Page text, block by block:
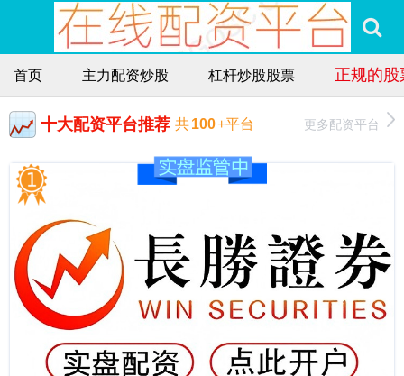
首页 主力配资炒股 杠杆炒股股票 正规的
十大配资平台推荐 共100+平台 更多配资平台